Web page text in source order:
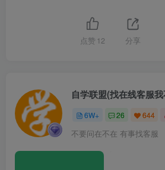
点赞 12 分享
6W+ 26 644
不要问在不在 有事找客服